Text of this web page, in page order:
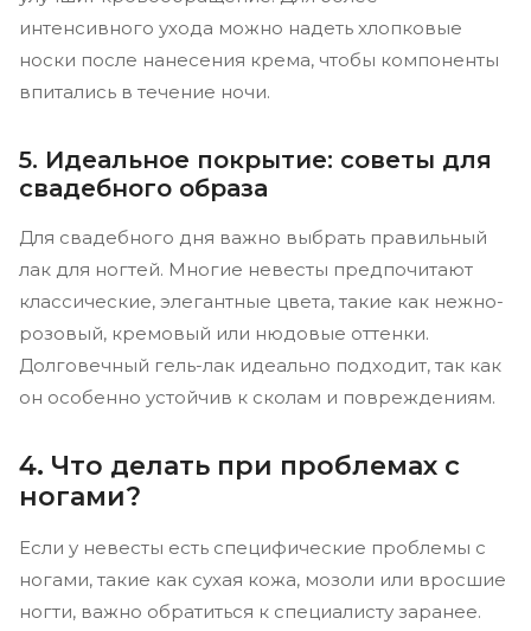
интенсивного ухода можно надеть хлопковые
носки после нанесения крема, чтобы компоненты
впитались в течение ночи.
5. Идеальное покрытие: советы для
свадебного образа
Для свадебного дня важно выбрать правильный
лак для ногтей. Многие невесты предпочитают
классические, элегантные цвета, такие как нежно-
розовый, кремовый или нюдовые оттенки.
Долговечный гель-лак идеально подходит, так как
он особенно устойчив к сколам и повреждениям.
4. Что делать при проблемах с
ногами?
Если у невесты есть специфические проблемы с
ногами, такие как сухая кожа, мозоли или вросшие
ногти, важно обратиться к специалисту заранее.